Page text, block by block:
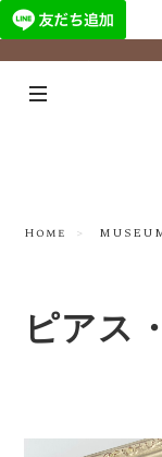
Home
ピアス